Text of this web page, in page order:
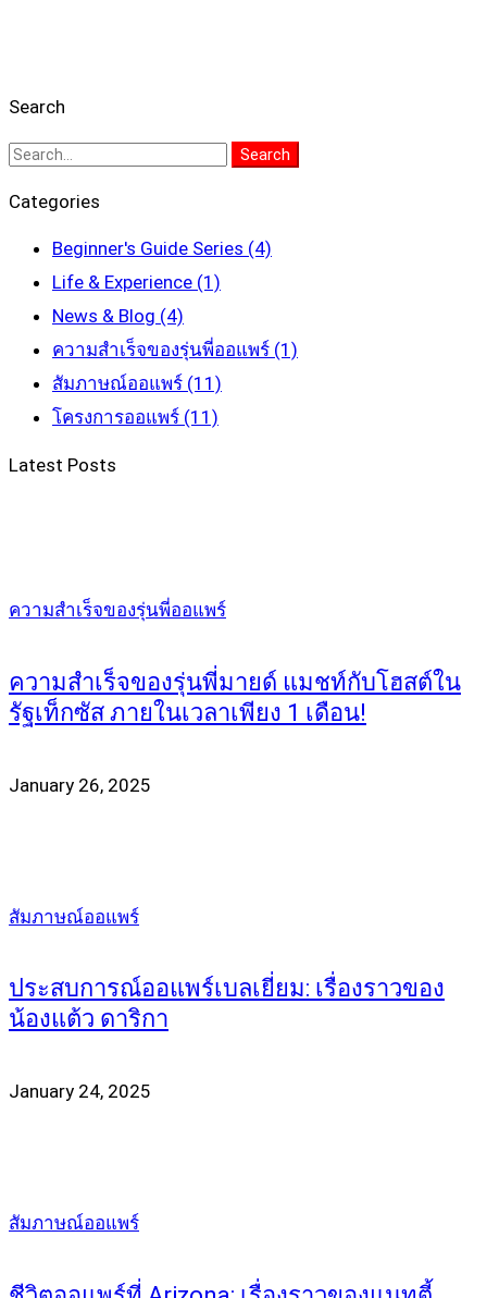
Search
Search
Search
Categories
Beginner's Guide Series (4)
Life & Experience (1)
News & Blog (4)
ความสำเร็จของรุ่นพี่ออแพร์ (1)
สัมภาษณ์ออแพร์ (11)
โครงการออแพร์ (11)
Latest Posts
ความสำเร็จของรุ่นพี่ออแพร์
ความสำเร็จของรุ่นพี่มายด์ แมชท์กับโฮสต์ใน
รัฐเท็กซัส ภายในเวลาเพียง 1 เดือน!
January 26, 2025
สัมภาษณ์ออแพร์
ประสบการณ์ออแพร์เบลเยี่ยม: เรื่องราวของ
น้องแต้ว ดาริกา
January 24, 2025
สัมภาษณ์ออแพร์